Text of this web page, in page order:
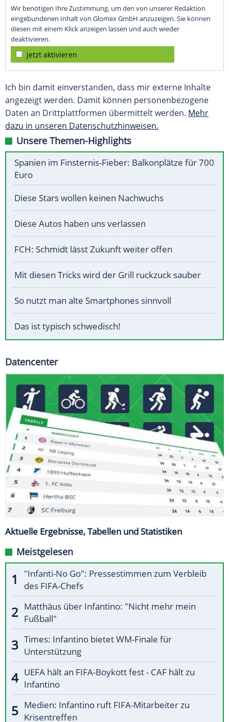
Wir benötigen Ihre Zustimmung, um den von unserer Redaktion
eingebundenen Inhalt von Glomex GmbH anzuzeigen. Sie können
diesen mit einem Klick anzeigen lassen und auch wieder
deaktivieren.
jetzt aktivieren
Ich bin damit einverstanden, dass mir externe Inhalte
angezeigt werden. Damit können personenbezogene
Daten an Drittplattformen übermittelt werden. Mehr
dazu in unseren Datenschutzhinweisen.
Unsere Themen-Highlights
Spanien im Finsternis-Fieber: Balkonplätze für 700
Euro
Diese Stars wollen keinen Nachwuchs
Diese Autos haben uns verlassen
FCH: Schmidt lässt Zukunft weiter offen
Mit diesen Tricks wird der Grill ruckzuck sauber
So nutzt man alte Smartphones sinnvoll
Das ist typisch schwedisch!
Datencenter
Aktuelle Ergebnisse, Tabellen und Statistiken
Meistgelesen
"Infanti-No Go": Pressestimmen zum Verbleib
des FIFA-Chefs
Matthäus über Infantino: "Nicht mehr mein
Fußball"
Times: Infantino bietet WM-Finale für
Unterstützung
UEFA hält an FIFA-Boykott fest - CAF hält zu
Infantino
Medien: Infantino ruft FIFA-Mitarbeiter zu
Krisentreffen